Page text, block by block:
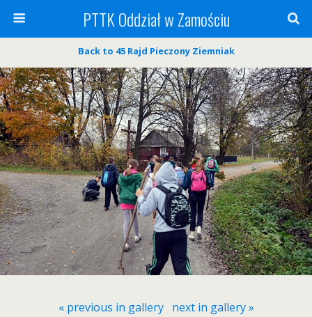
PTTK Oddział w Zamościu
Back to 45 Rajd Pieczony Ziemniak
« previous in gallery next in gallery »